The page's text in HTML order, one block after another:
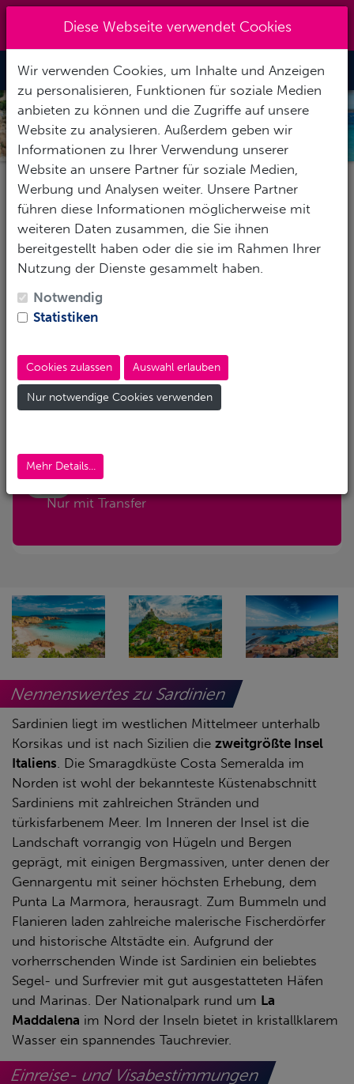
info@tauchzentrale.de
Toggle
SARDINIEN
Pauschalereise Hotel Tauchbasis
Reise-Zeitraum
1Erwachsene
Abreise-Flughafen
Nur mit Transfer
Nennenswertes zu Sardinien
Sardinien liegt im westlichen Mittelmeer unterhalb
Korsikas und ist nach Sizilien die zweitgrößte Insel
Italiens . Die Smaragdküste Costa Semeralda im
Norden ist wohl der bekannteste Küstenabschnitt
Sardiniens mit zahlreichen Stränden und
türkisfarbenem Meer. Im Inneren der Insel ist die
Landschaft vorrangig von Hügeln und Bergen
geprägt, mit einigen Bergmassiven, unter denen der
Gennargentu mit seiner höchsten Erhebung, dem
Punta La Marmora, herausragt. Zum Bummeln und
Flanieren laden zahlreiche malerische Fischerdörfer
und historische Altstädte ein. Aufgrund der
vorherrschenden Winde ist Sardinien ein beliebtes
Segel- und Surfrevier mit gut ausgestatteten Häfen
und Marinas. Der Nationalpark rund um La
Maddalena im Nord der Inseln bietet in kristallklarem
Wasser ein spannendes Tauchrevier.
Einreise- und Visabestimmungen
Diese Webseite verwendet Cookies
Wir verwenden Cookies, um Inhalte und Anzeigen
zu personalisieren, Funktionen für soziale Medien
anbieten zu können und die Zugriffe auf unsere
Website zu analysieren. Außerdem geben wir
Informationen zu Ihrer Verwendung unserer
Website an unsere Partner für soziale Medien,
Werbung und Analysen weiter. Unsere Partner
führen diese Informationen möglicherweise mit
weiteren Daten zusammen, die Sie ihnen
bereitgestellt haben oder die sie im Rahmen Ihrer
Nutzung der Dienste gesammelt haben.
Notwendig
Statistiken
Cookies zulassen Auswahl erlauben
Nur notwendige Cookies verwenden
Mehr Details...